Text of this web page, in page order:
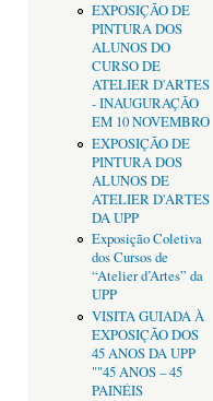
EXPOSIÇÃO DE
PINTURA DOS
ALUNOS DO
CURSO DE
ATELIER D'ARTES
- INAUGURAÇÃO
EM 10 NOVEMBRO
EXPOSIÇÃO DE
PINTURA DOS
ALUNOS DE
ATELIER D'ARTES
DA UPP
Exposição Coletiva
dos Cursos de
“Atelier d’Artes” da
UPP
VISITA GUIADA À
EXPOSIÇÃO DOS
45 ANOS DA UPP
""45 ANOS – 45
PAINÉIS